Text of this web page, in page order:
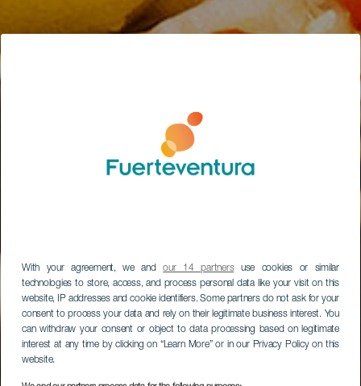
With your agreement, we andour 14 partnersuse cookies or similar
technologies to store, access, and process personal data like your visit on this
website, IP addresses and cookie identifiers. Some partners do not ask for your
consent to process your data and rely on their legitimate business interest. You
can withdraw your consent or object to data processing based on legitimate
interest at any time by clicking on “Learn More” or in our Privacy Policy on this
website.